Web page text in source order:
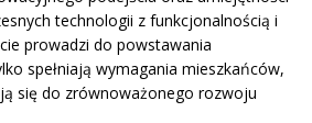
technologii z funkcjonalnością i
prowadzi do powstawania
spełniają wymagania mieszkańców,
się do zrównoważonego rozwoju